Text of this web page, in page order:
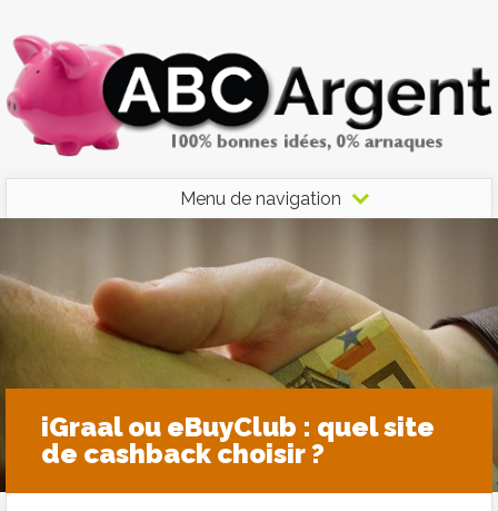
Menu de navigation
iGraal ou eBuyClub : quel site
de cashback choisir ?